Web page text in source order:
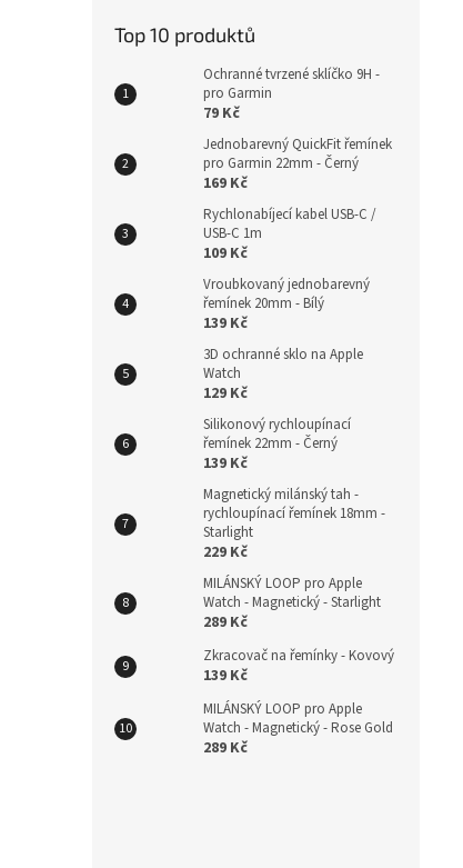
Top 10 produktů
Ochranné tvrzené sklíčko 9H -
pro Garmin
79 Kč
Jednobarevný QuickFit řemínek
pro Garmin 22mm - Černý
169 Kč
Rychlonabíjecí kabel USB-C /
USB-C 1m
109 Kč
Vroubkovaný jednobarevný
řemínek 20mm - Bílý
139 Kč
3D ochranné sklo na Apple
Watch
129 Kč
Silikonový rychloupínací
řemínek 22mm - Černý
139 Kč
Magnetický milánský tah -
rychloupínací řemínek 18mm -
Starlight
229 Kč
MILÁNSKÝ LOOP pro Apple
Watch - Magnetický - Starlight
289 Kč
Zkracovač na řemínky - Kovový
139 Kč
MILÁNSKÝ LOOP pro Apple
Watch - Magnetický - Rose Gold
289 Kč